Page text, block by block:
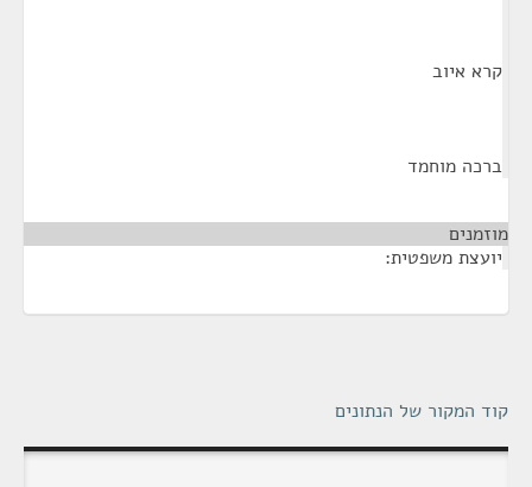
קרא איוב
ברכה מוחמד
מוזמנים
יועצת משפטית:
קוד המקור של הנתונים